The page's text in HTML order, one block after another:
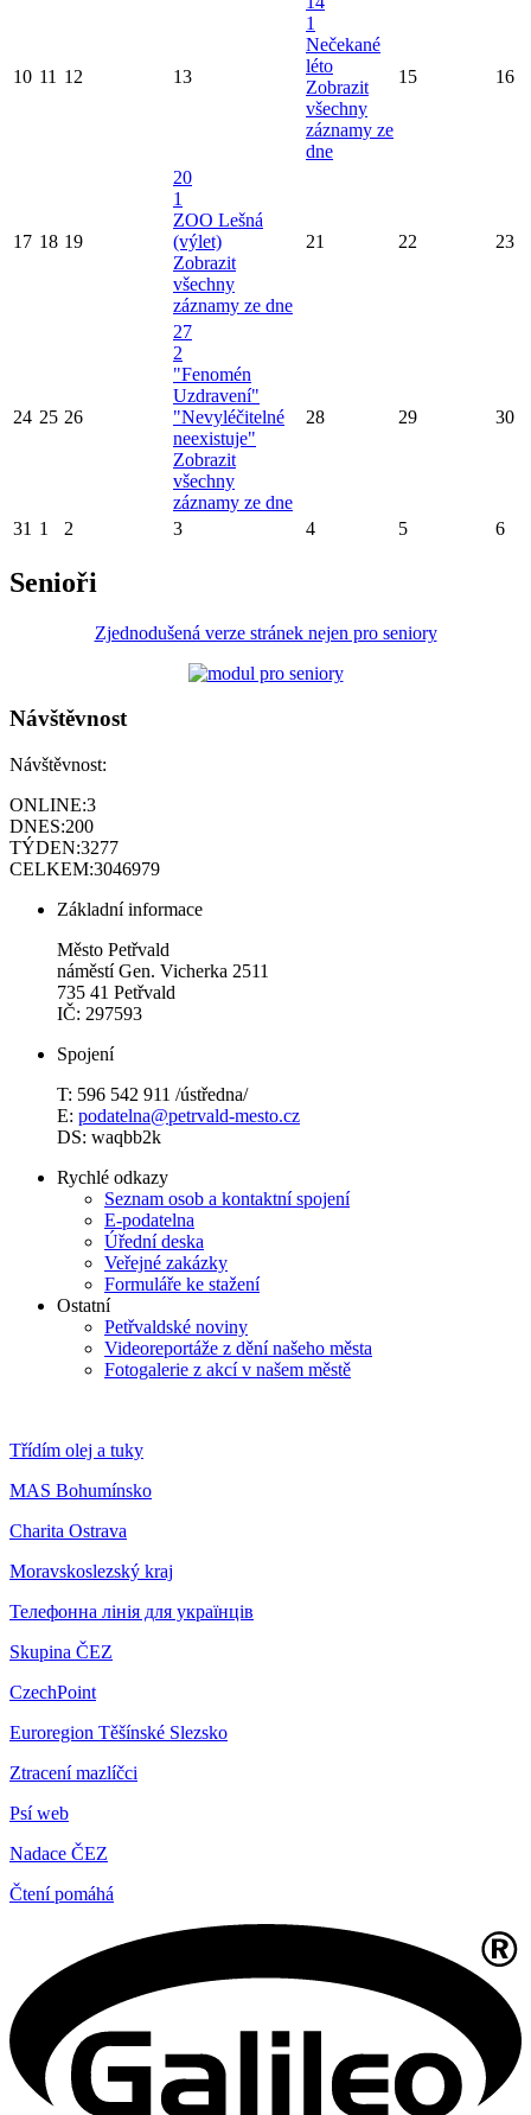
10 11 12 13
1
Nečekané
léto
Zobrazit
všechny
záznamy ze
dne
15 16
17 18 19
20
1
ZOO Lešná
(výlet)
Zobrazit
všechny
záznamy ze dne
21 22 23
24 25 26
27
2
"Fenomén
Uzdravení"
"Nevyléčitelné
neexistuje"
Zobrazit
všechny
záznamy ze dne
28 29 30
31 1 2 3 4 5 6
Senioři
Zjednodušená verze stránek nejen pro seniory
Návštěvnost
Návštěvnost:
ONLINE:3
DNES:200
TÝDEN:3277
CELKEM:3046979
Základní informace
Město Petřvald
náměstí Gen. Vicherka 2511
735 41 Petřvald
IČ: 297593
Spojení
T: 596 542 911 /ústředna/
E: podatelna@petrvald-mesto.cz
DS: waqbb2k
Rychlé odkazy
Seznam osob a kontaktní spojení
E-podatelna
Úřední deska
Veřejné zakázky
Formuláře ke stažení
Ostatní
Petřvaldské noviny
Videoreportáže z dění našeho města
Fotogalerie z akcí v našem městě
Třídím olej a tuky
MAS Bohumínsko
Charita Ostrava
Moravskoslezský kraj
Телефонна лінія для українців
Skupina ČEZ
CzechPoint
Euroregion Těšínské Slezsko
Ztracení mazlíčci
Psí web
Nadace ČEZ
Čtení pomáhá